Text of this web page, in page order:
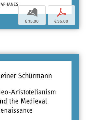
b
€ 35,00
p
€ 35,00